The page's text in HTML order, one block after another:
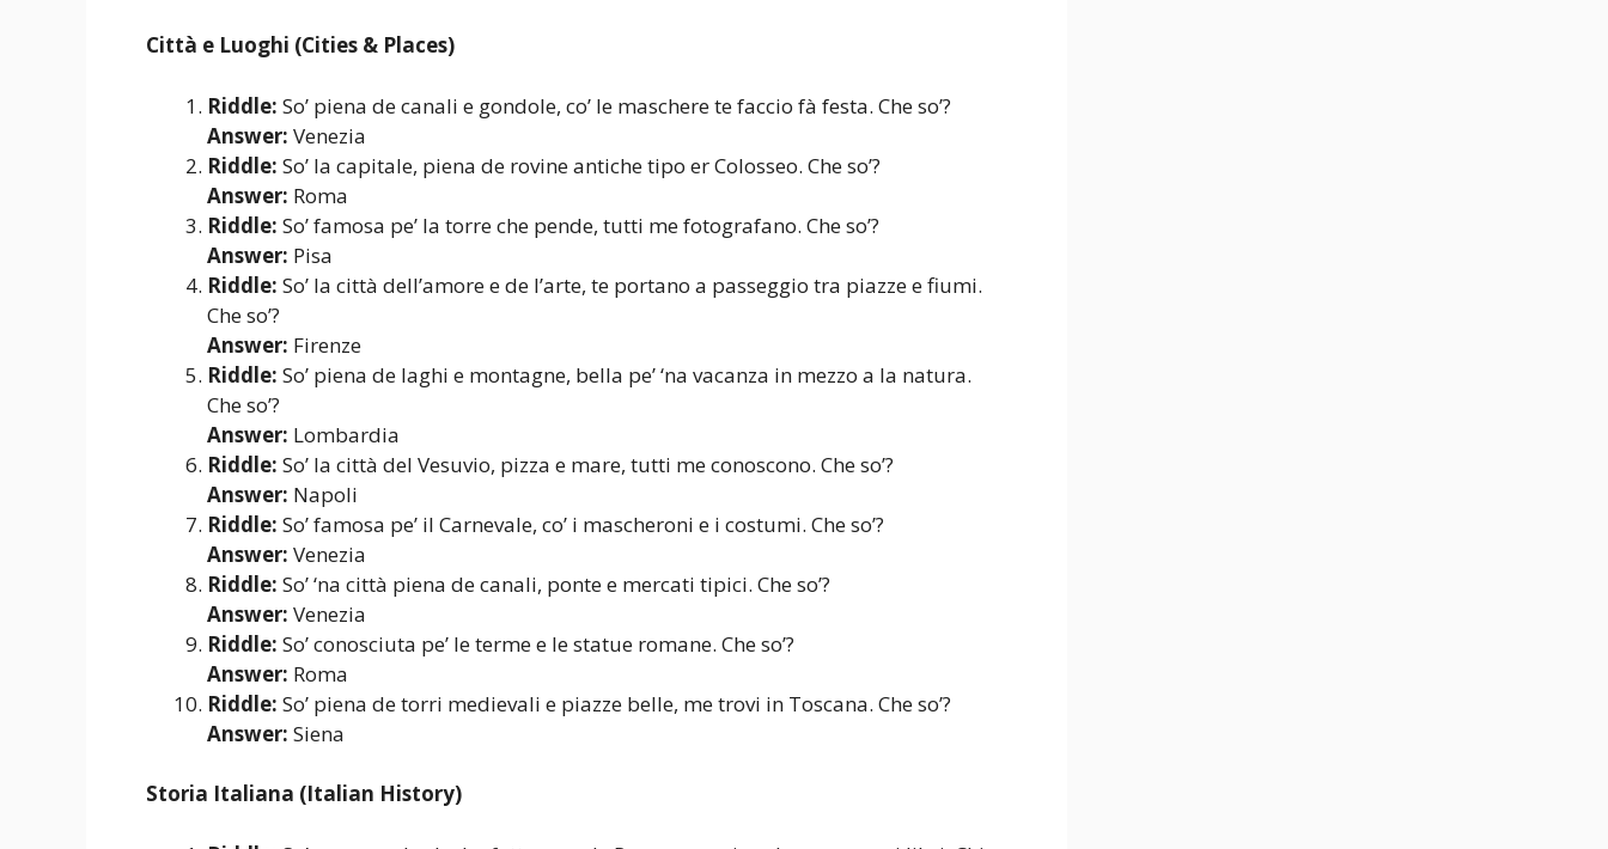
Città e Luoghi (Cities & Places)
Riddle: So’ piena de canali e gondole, co’ le maschere te faccio fà festa. Che so’?
Answer: Venezia
Riddle: So’ la capitale, piena de rovine antiche tipo er Colosseo. Che so’?
Answer: Roma
Riddle: So’ famosa pe’ la torre che pende, tutti me fotografano. Che so’?
Answer: Pisa
Riddle: So’ la città dell’amore e de l’arte, te portano a passeggio tra piazze e fiumi.
Che so’?
Answer: Firenze
Riddle: So’ piena de laghi e montagne, bella pe’ ‘na vacanza in mezzo a la natura.
Che so’?
Answer: Lombardia
Riddle: So’ la città del Vesuvio, pizza e mare, tutti me conoscono. Che so’?
Answer: Napoli
Riddle: So’ famosa pe’ il Carnevale, co’ i mascheroni e i costumi. Che so’?
Answer: Venezia
Riddle: So’ ‘na città piena de canali, ponte e mercati tipici. Che so’?
Answer: Venezia
Riddle: So’ conosciuta pe’ le terme e le statue romane. Che so’?
Answer: Roma
Riddle: So’ piena de torri medievali e piazze belle, me trovi in Toscana. Che so’?
Answer: Siena
Storia Italiana (Italian History)